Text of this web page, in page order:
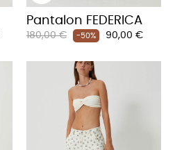
Pantalon FEDERICA
Prix
180,00 € -50% Prix
90,00 €